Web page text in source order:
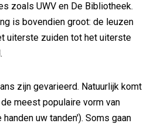
zoals UWV en De Bibliotheek.
is bovendien groot: de leuzen
uiterste zuiden tot het uiterste
zijn gevarieerd. Natuurlijk komt
meest populaire vorm van
uw tanden'). Soms gaan